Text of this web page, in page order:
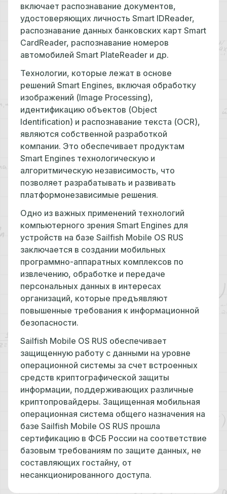
включает распознавание документов,
удостоверяющих личность Smart IDReader,
распознавание данных банковских карт Smart
CardReader, распознавание номеров
автомобилей Smart PlateReader и др.
Технологии, которые лежат в основе
решений Smart Engines, включая обработку
изображений (Image Processing),
идентификацию объектов (Object
Identification) и распознавание текста (OCR),
являются собственной разработкой
компании. Это обеспечивает продуктам
Smart Engines технологическую и
алгоритмическую независимость, что
позволяет разрабатывать и развивать
платформонезависимые решения.
Одно из важных применений технологий
компьютерного зрения Smart Engines для
устройств на базе Sailfish Mobile OS RUS
заключается в создании мобильных
программно-аппаратных комплексов по
извлечению, обработке и передаче
персональных данных в интересах
организаций, которые предъявляют
повышенные требования к информационной
безопасности.
Sailfish Mobile OS RUS обеспечивает
защищенную работу с данными на уровне
операционной системы за счет встроенных
средств криптографической защиты
информации, поддерживающих различные
криптопровайдеры. Защищенная мобильная
операционная система общего назначения на
базе Sailfish Mobile OS RUS прошла
сертификацию в ФСБ России на соответствие
базовым требованиям по защите данных, не
составляющих гостайну, от
несанкционированного доступа.